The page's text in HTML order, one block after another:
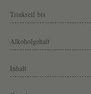
Trinkreif bis
Alkoholgehalt
Inhalt